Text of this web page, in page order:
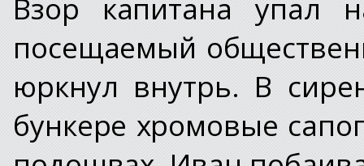
посещаемый
юркнул внутрь. В
бункере хромовые